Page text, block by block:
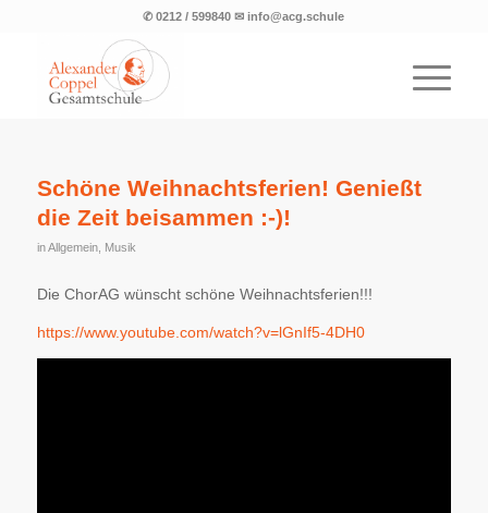
✆ 0212 / 599840 ✉ info@acg.schule
Schöne Weihnachtsferien! Genießt
die Zeit beisammen :-)!
inAllgemein, Musik
Die ChorAG wünscht schöne Weihnachtsferien!!!
https://www.youtube.com/watch?v=lGnIf5-4DH0